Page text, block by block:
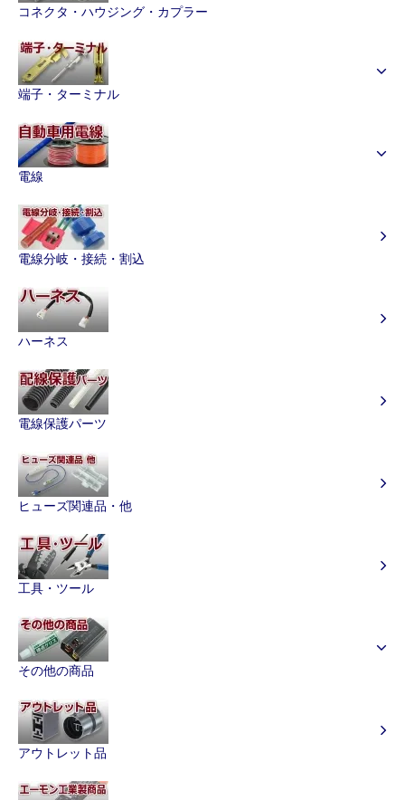
コネクタ・ハウジング・カプラー
端子・ターミナル
電線
電線分岐・接続・割込
ハーネス
電線保護パーツ
ヒューズ関連品・他
工具・ツール
その他の商品
アウトレット品